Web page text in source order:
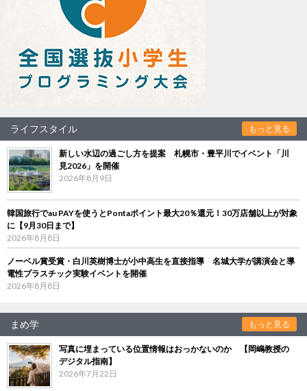
ライフスタイル もっと見る
新しい水辺の過ごし方を提案 札幌市・豊平川でイベント「川
見2026」を開催
2026年8月9日
韓国旅行でau PAYを使うとPontaポイント最大20％還元！30万店舗以上が対象
に【9月30日まで】
2026年8月8日
ノーベル賞受賞・白川英樹博士が小中高生を直接指導 名城大学が講演会と導
電性プラスチック実験イベントを開催
2026年8月8日
まめ学 もっと見る
写真に埋まっている位置情報はおっかないのか 【岡嶋教授の
デジタル指南】
2026年7月22日